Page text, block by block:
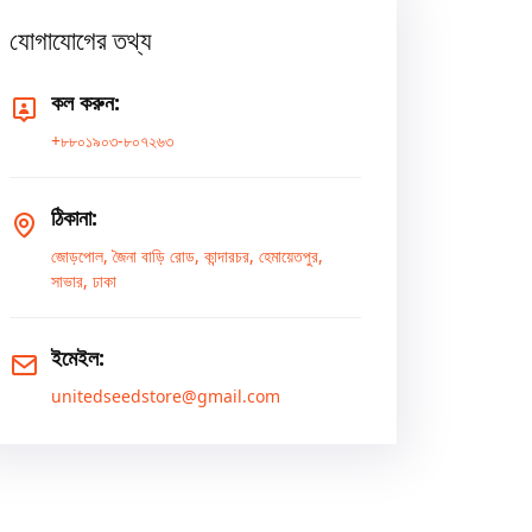
যোগাযোগের তথ্য
কল করুন:
+৮৮০১৯০৩-৮০৭২৬৩
ঠিকানা:
জোড়পোল, জৈনা বাড়ি রোড, কান্দারচর, হেমায়েতপুর,
সাভার, ঢাকা
ইমেইল:
unitedseedstore@gmail.com